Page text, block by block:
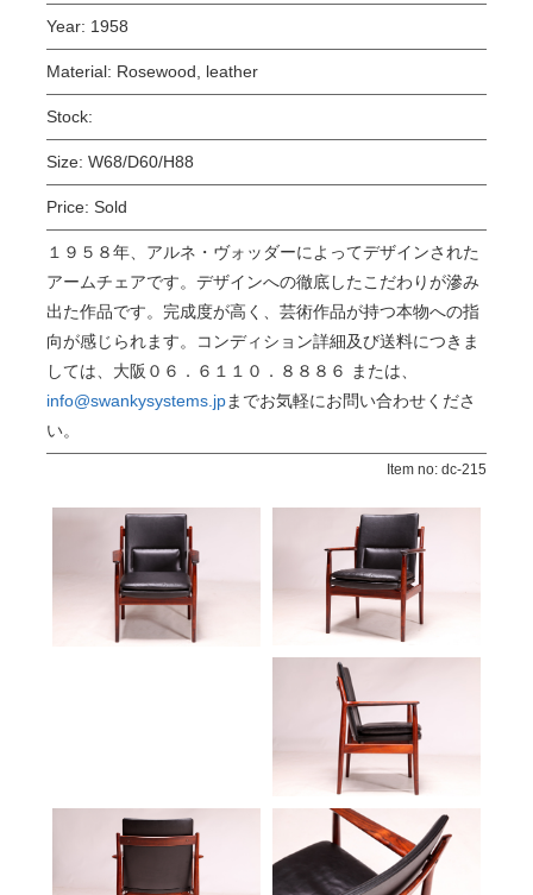
Year: 1958
Material: Rosewood, leather
Stock:
Size: W68/D60/H88
Price: Sold
１９５８年、アルネ・ヴォッダーによってデザインされた
アームチェアです。デザインへの徹底したこだわりが滲み
出た作品です。完成度が高く、芸術作品が持つ本物への指
向が感じられます。コンディション詳細及び送料につきま
しては、大阪０６．６１１０．８８８６ または、
info@swankysystems.jpまでお気軽にお問い合わせくださ
い。
Item no: dc-215